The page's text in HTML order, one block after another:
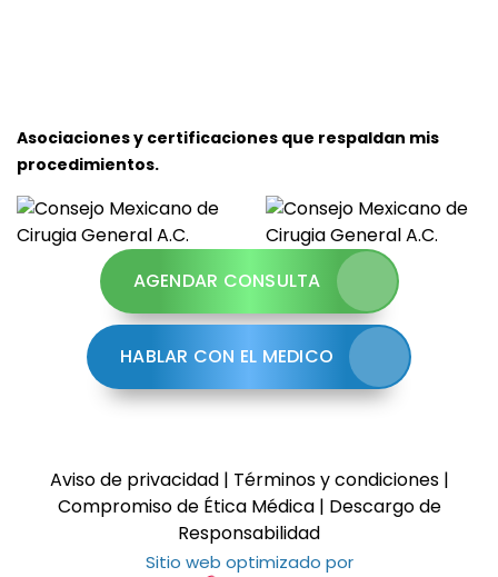
Asociaciones y certificaciones que respaldan mis
procedimientos.
AGENDAR CONSULTA
HABLAR CON EL MEDICO
Aviso de privacidad| Términos y condiciones|
Compromiso de Ética Médica| Descargo de
Responsabilidad
Sitio web optimizado por